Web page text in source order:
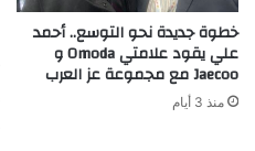
خطوة جديدة نحو التوسع.. أحمد
علي يقود علامتي Omoda و
Jaecoo مع مجموعة عز العرب
منذ 3 أيام